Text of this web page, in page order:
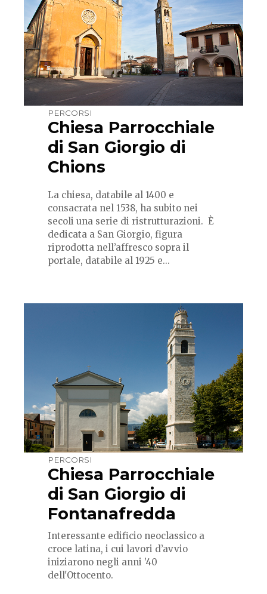
PERCORSI
Chiesa Parrocchiale
di San Giorgio di
Chions
La chiesa, databile al 1400 e
consacrata nel 1538, ha subito nei
secoli una serie di ristrutturazioni. È
dedicata a San Giorgio, figura
riprodotta nell’affresco sopra il
portale, databile al 1925 e...
PERCORSI
Chiesa Parrocchiale
di San Giorgio di
Fontanafredda
Interessante edificio neoclassico a
croce latina, i cui lavori d’avvio
iniziarono negli anni ’40
dell'Ottocento.